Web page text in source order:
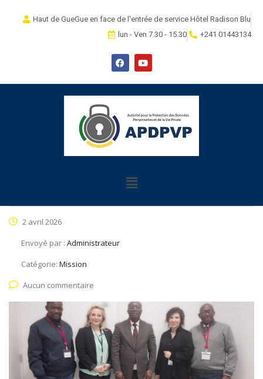
Haut de GueGue en face de l'entrée de service Hôtel Radison Blu
lun - Ven 7.30 - 15.30
+241 01443134
2 avril 2026
Envoyé par : Administrateur
Catégorie: Mission
Aucun commentaire